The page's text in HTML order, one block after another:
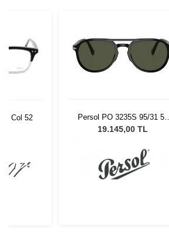
Col 52
Persol PO 3235S 95/31 55
Unisex Güneş Gözlüğü
19.145,00 TL